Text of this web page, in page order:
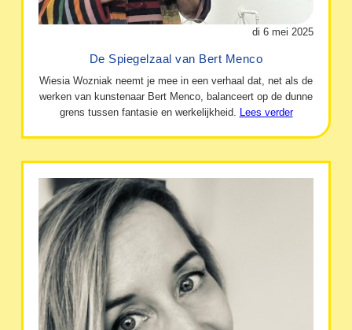
di 6 mei 2025
De Spiegelzaal van Bert Menco
Wiesia Wozniak neemt je mee in een verhaal dat, net als de
werken van kunstenaar Bert Menco, balanceert op de dunne
grens tussen fantasie en werkelijkheid. Lees verder